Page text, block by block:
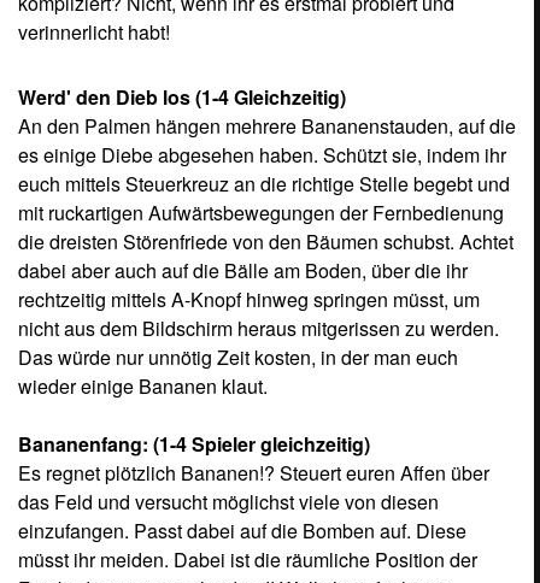
Es regnet plötzlich Bananen!? Steuert euren Affen über
müsst ihr meiden. Dabei ist die räumliche Position der
Fernbedienung entscheidend! Wollt ihr tiefer hinein
gelangen, müsst ihr auch die Wii-Mote weiter Richtung
Fernseher bewegen. Wollt ihr dagegen weiter nach vorne
laufen, heißt es, die Wii-Mote weiter zu euch zu ziehen.
Links- und Rechtsbewegungen funktionieren durch
entsprechende Schwenks in diese Richtungen.
Puzzlespiel: (1-4 Spieler Gleichzeitig)
Tatsächlich müsst ihr hier schnellstmöglich ein Puzzle und
somit ein Motiv zusammenlegen. Den Schwierigkeitsgrad
Legt ihr Teile richtig aneinander, wobei sie auch teilweise
erst aus dem Handgelenk heraus gedreht werden
müssen, dann werden sie automatisch
„zusammengeklebt“ und können dann als Einheit
weiterhin bewegt und gedreht werden.